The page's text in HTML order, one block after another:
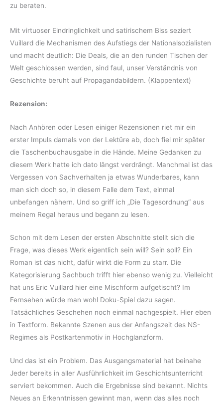
zu beraten.
Mit virtuoser Eindringlichkeit und satirischem Biss seziert
Vuillard die Mechanismen des Aufstiegs der Nationalsozialisten
und macht deutlich: Die Deals, die an den runden Tischen der
Welt geschlossen werden, sind faul, unser Verständnis von
Geschichte beruht auf Propagandabildern. (Klappentext)
Rezension:
Nach Anhören oder Lesen einiger Rezensionen riet mir ein
erster Impuls damals von der Lektüre ab, doch fiel mir später
die Taschenbuchausgabe in die Hände. Meine Gedanken zu
diesem Werk hatte ich dato längst verdrängt. Manchmal ist das
Vergessen von Sachverhalten ja etwas Wunderbares, kann
man sich doch so, in diesem Falle dem Text, einmal
unbefangen nähern. Und so griff ich „Die Tagesordnung“ aus
meinem Regal heraus und begann zu lesen.
Schon mit dem Lesen der ersten Abschnitte stellt sich die
Frage, was dieses Werk eigentlich sein will? Sein soll? Ein
Roman ist das nicht, dafür wirkt die Form zu starr. Die
Kategorisierung Sachbuch trifft hier ebenso wenig zu. Vielleicht
hat uns Eric Vuillard hier eine Mischform aufgetischt? Im
Fernsehen würde man wohl Doku-Spiel dazu sagen.
Tatsächliches Geschehen noch einmal nachgespielt. Hier eben
in Textform. Bekannte Szenen aus der Anfangszeit des NS-
Regimes als Postkartenmotiv in Hochglanzform.
Und das ist ein Problem. Das Ausgangsmaterial hat beinahe
Jeder bereits in aller Ausführlichkeit im Geschichtsunterricht
serviert bekommen. Auch die Ergebnisse sind bekannt. Nichts
Neues an Erkenntnissen gewinnt man, wenn das alles noch